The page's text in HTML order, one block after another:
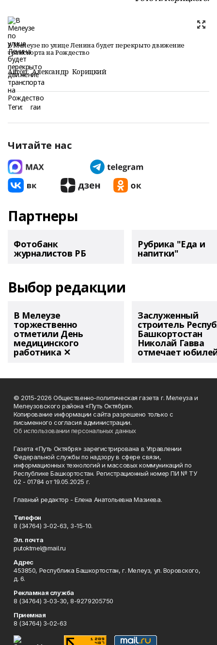
В Мелеузе по улице Ленина будет перекрыто движение
транспорта на Рождество
Автор: Александр Корицкий
Теги: гаи
Читайте нас
Партнеры
Фотобанк
журналистов РБ
Рубрика "Еда и
напитки"
Выбор редакции
В Мелеузе
торжественно
отметили День
медицинского
работника ✕
Заслуженный
строитель
Башкортостан
Николай Гавва
отмечает
© 2015-2026 Общественно-политическая газета г. Мелеуза и
Мелеузовского района «Путь Октября».
Копирование информации сайта разрешено только с
письменного согласия администрации.
Об использовании персональных данных
Газета «Путь Октября» зарегистрирована в Управлении
Федеральной службы по надзору в сфере связи,
информационных технологий и массовых коммуникаций по
Республике Башкортостан. Регистрационный номер ПИ № ТУ
02 - 01784 от 19.05.2025 г.
Главный редактор - Елена Анатольевна Мазиева.
Телефон
8 (34764) 3-02-63, 3-15-10.
Эл. почта
putoktmel@mail.ru
Адрес
453850, Республика Башкортостан, г. Мелеуз, ул. Воровского,
д. 6.
Рекламная служба
8 (34764) 3-03-30, 8-9279205750
Приемная
8 (34764) 3-02-63